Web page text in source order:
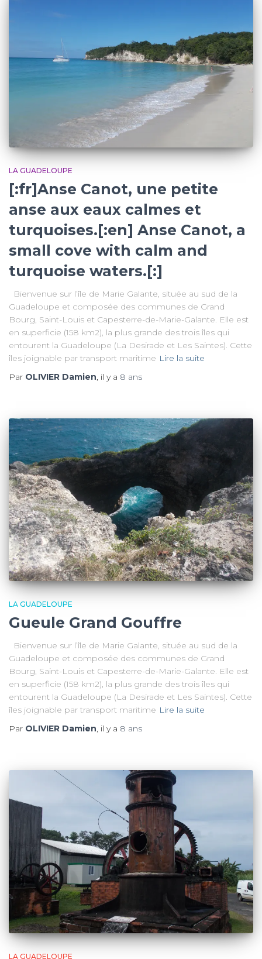
LA GUADELOUPE
[:fr]Anse Canot, une petite
anse aux eaux calmes et
turquoises.[:en] Anse Canot, a
small cove with calm and
turquoise waters.[:]
Bienvenue sur l’île de Marie Galante, située au sud de la
Guadeloupe et composée des communes de Grand
Bourg, Saint-Louis et Capesterre-de-Marie-Galante. Elle est
en superficie (158 km2), la plus grande des trois îles qui
entourent la Guadeloupe (La Desirade et Les Saintes). Cette
îles joignable par transport maritime Lire la suite
Par OLIVIER Damien , il y a 8 ans
LA GUADELOUPE
Gueule Grand Gouffre
Bienvenue sur l’île de Marie Galante, située au sud de la
Guadeloupe et composée des communes de Grand
Bourg, Saint-Louis et Capesterre-de-Marie-Galante. Elle est
en superficie (158 km2), la plus grande des trois îles qui
entourent la Guadeloupe (La Desirade et Les Saintes). Cette
îles joignable par transport maritime Lire la suite
Par OLIVIER Damien, il y a 8 ans
LA GUADELOUPE